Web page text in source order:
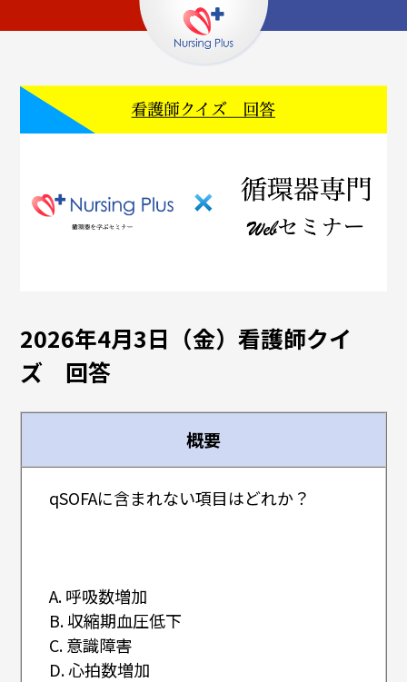
2026年4月3日（金）看護師クイ
ズ 回答
概要
qSOFAに含まれない項目はどれか？
A. 呼吸数増加
B. 収縮期血圧低下
C. 意識障害
D. 心拍数増加